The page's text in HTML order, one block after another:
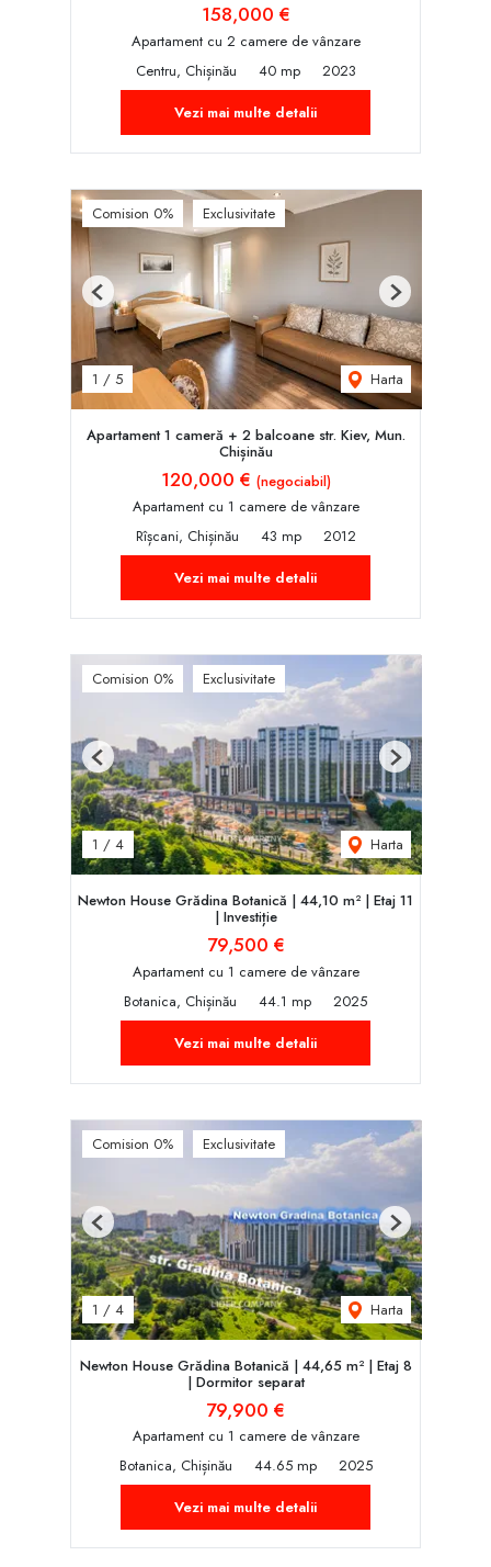
158,000 €
Apartament cu 2 camere de vânzare
Centru, Chișinău
40 mp
2023
Vezi mai multe detalii
Comision 0% Exclusivitate
1 / 5 Harta
Previous Next
Apartament 1 cameră + 2 balcoane str. Kiev, Mun.
Chișinău
120,000 € (negociabil)
Apartament cu 1 camere de vânzare
Rîșcani, Chișinău
43 mp
2012
Vezi mai multe detalii
Comision 0% Exclusivitate
1 / 4 Harta
Previous Next
Newton House Grădina Botanică | 44,10 m² | Etaj 11
| Investiție
79,500 €
Apartament cu 1 camere de vânzare
Botanica, Chișinău
44.1 mp
2025
Vezi mai multe detalii
Comision 0% Exclusivitate
1 / 4 Harta
Previous Next
Newton House Grădina Botanică | 44,65 m² | Etaj 8
| Dormitor separat
79,900 €
Apartament cu 1 camere de vânzare
Botanica, Chișinău
44.65 mp
2025
Vezi mai multe detalii